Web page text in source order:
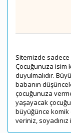
Sitemizde
Çocuğunuza isim
duyulmalıdır.
babanın
çocuğunuza
yaşayacak
büyüğünce
veriniz,